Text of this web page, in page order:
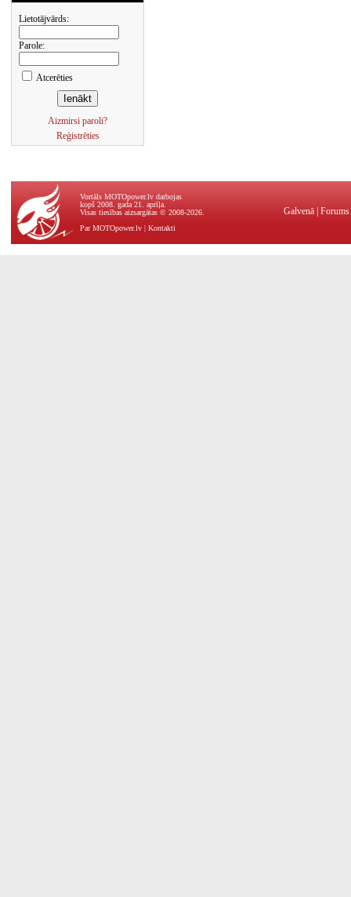
Lietotājvārds:
Parole:
Atcerēties
Aizmirsi paroli?
Reģistrēties
Vortāls MOTOpower.lv darbojas
kopš 2008. gada 21. aprīļa.
Visas tiesības aizsargātas © 2008-2026.
Par MOTOpower.lv | Kontakti
Galvenā Forums